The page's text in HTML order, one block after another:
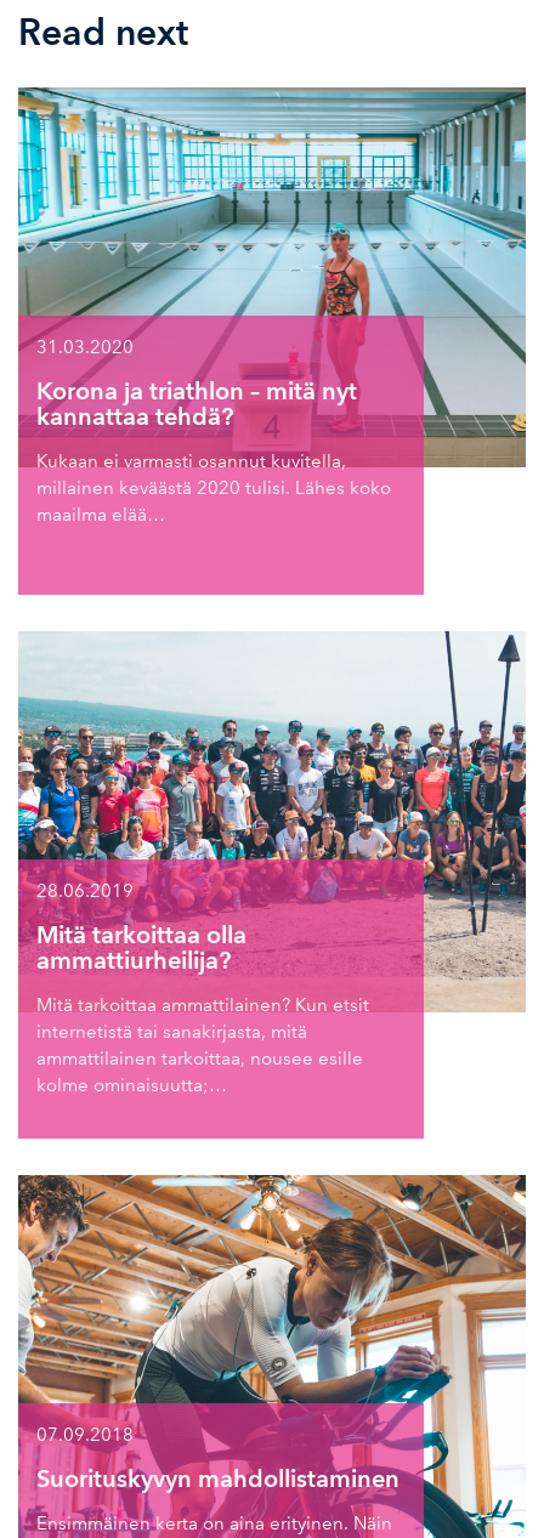
Read next
31.03.2020
Korona ja triathlon – mitä nyt
kannattaa tehdä?
Kukaan ei varmasti osannut kuvitella,
millainen keväästä 2020 tulisi. Lähes koko
maailma elää…
28.06.2019
Mitä tarkoittaa olla
ammattiurheilija?
Mitä tarkoittaa ammattilainen? Kun etsit
internetistä tai sanakirjasta, mitä
ammattilainen tarkoittaa, nousee esille
kolme ominaisuutta;…
07.09.2018
Suorituskyvyn mahdollistaminen
Ensimmäinen kerta on aina erityinen. Näin